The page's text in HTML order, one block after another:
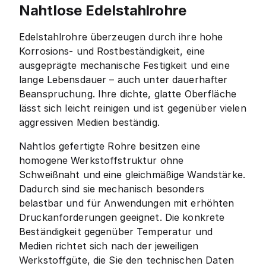
Nahtlose Edelstahlrohre
Edelstahlrohre überzeugen durch ihre hohe
Korrosions- und Rostbeständigkeit, eine
ausgeprägte mechanische Festigkeit und eine
lange Lebensdauer – auch unter dauerhafter
Beanspruchung. Ihre dichte, glatte Oberfläche
lässt sich leicht reinigen und ist gegenüber vielen
aggressiven Medien beständig.
Nahtlos gefertigte Rohre besitzen eine
homogene Werkstoffstruktur ohne
Schweißnaht und eine gleichmäßige Wandstärke.
Dadurch sind sie mechanisch besonders
belastbar und für Anwendungen mit erhöhten
Druckanforderungen geeignet. Die konkrete
Beständigkeit gegenüber Temperatur und
Medien richtet sich nach der jeweiligen
Werkstoffgüte, die Sie den technischen Daten